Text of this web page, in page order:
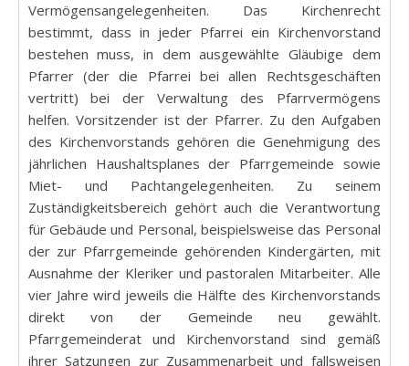
Vermögensangelegenheiten.
Das Kirchenrecht
bestimmt, dass in jeder Pfarrei ein Kirchenvorstand
bestehen muss, in dem ausgewählte Gläubige dem
Pfarrer (der die Pfarrei bei allen Rechtsgeschäften
vertritt) bei der Verwaltung des Pfarrvermögens
helfen. Vorsitzender ist der Pfarrer. Zu den Aufgaben
des Kirchenvorstands gehören die Genehmigung des
jährlichen Haushaltsplanes der Pfarrgemeinde sowie
Miet- und Pachtangelegenheiten. Zu seinem
Zuständigkeitsbereich gehört auch die Verantwortung
für Gebäude und Personal, beispielsweise das Personal
der zur Pfarrgemeinde gehörenden Kindergärten, mit
Ausnahme der Kleriker und pastoralen Mitarbeiter. Alle
vier Jahre wird jeweils die Hälfte des Kirchenvorstands
direkt von der Gemeinde neu gewählt.
Pfarrgemeinderat und Kirchenvorstand sind gemäß
ihrer Satzungen zur Zusammenarbeit und fallsweisen